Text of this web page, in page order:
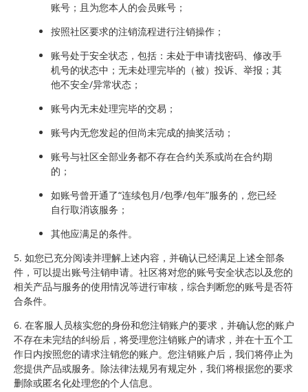
账号；且为您本人的会员账号；
按照社区要求的注销流程进行注销操作；
账号处于安全状态，包括：未处于申请找密码、修改手
机号的状态中；无未处理完毕的（被）投诉、举报；其
他不安全/异常状态；
账号内无未处理完毕的交易；
账号内无您发起的但尚未完成的抽奖活动；
账号与社区全部业务都不存在合约关系或尚在合约期
的；
如账号曾开通了“连续包月/包季/包年”服务的，您已经
自行取消该服务；
其他应满足的条件。
5. 如您已充分阅读并理解上述内容，并确认已经满足上述全部条
件，可以提出账号注销申请。社区将对您的账号安全状态以及您的
相关产品与服务的使用情况等进行审核，综合判断您的账号是否符
合条件。
6. 在客服人员核实您的身份和您注销账户的要求，并确认您的账户
不存在未完结的纠纷后，将受理您注销账户的请求，并在十五个工
作日内按照您的请求注销您的账户。您注销账户后，我们将停止为
您提供产品或服务。除法律法规另有规定外，我们将根据您的要求
删除或匿名化处理您的个人信息。